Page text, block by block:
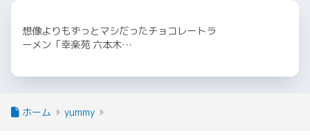
想像よりもずっとマシだったチョコレートラ
ーメン「幸楽苑 六本木…
ホーム yummy